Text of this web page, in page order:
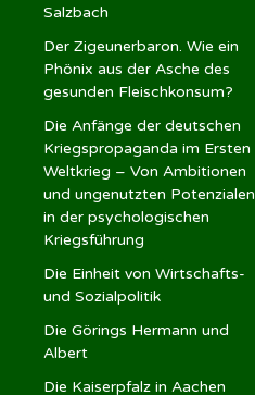
Salzbach
Der Zigeunerbaron. Wie ein
Phönix aus der Asche des
gesunden Fleischkonsum?
Die Anfänge der deutschen
Kriegspropaganda im Ersten
Weltkrieg – Von Ambitionen
und ungenutzten Potenzialen
in der psychologischen
Kriegsführung
Die Einheit von Wirtschafts-
und Sozialpolitik
Die Görings Hermann und
Albert
Die Kaiserpfalz in Aachen